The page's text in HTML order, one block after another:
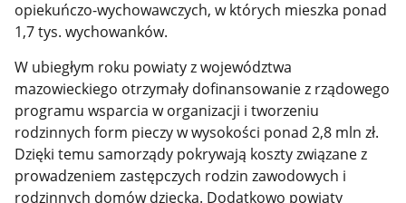
opiekuńczo-wychowawczych, w których mieszka ponad
1,7 tys. wychowanków.
W ubiegłym roku powiaty z województwa
mazowieckiego otrzymały dofinansowanie z rządowego
programu wsparcia w organizacji i tworzeniu
rodzinnych form pieczy w wysokości ponad 2,8 mln zł.
Dzięki temu samorządy pokrywają koszty związane z
prowadzeniem zastępczych rodzin zawodowych i
rodzinnych domów dziecka. Dodatkowo powiaty